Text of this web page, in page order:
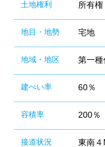
土地権利 所有権
地目・地勢 宅地
地域・地区 第一種
建ぺい率 60％
容積率 200％
接道状況 東南４